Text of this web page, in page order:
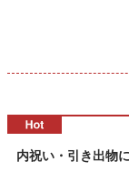
内祝い・引き出物に